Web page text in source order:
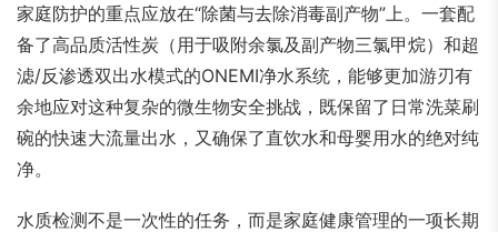
家庭防护的重点应放在“除菌与去除消毒副产物”上。一套配
备了高品质活性炭（用于吸附余氯及副产物三氯甲烷）和超
滤/反渗透双出水模式的ONEMI净水系统，能够更加游刃有
余地应对这种复杂的微生物安全挑战，既保留了日常洗菜刷
碗的快速大流量出水，又确保了直饮水和母婴用水的绝对纯
净。
水质检测不是一次性的任务，而是家庭健康管理的一项长期